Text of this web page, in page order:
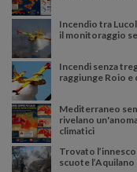
Incendio tra
il monitoraggio
Incendi senza
raggiunge Roio e
Mediterraneo
rivelano
climatici
Trovato
scuote